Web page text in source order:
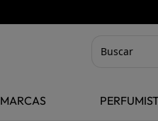
MARCAS